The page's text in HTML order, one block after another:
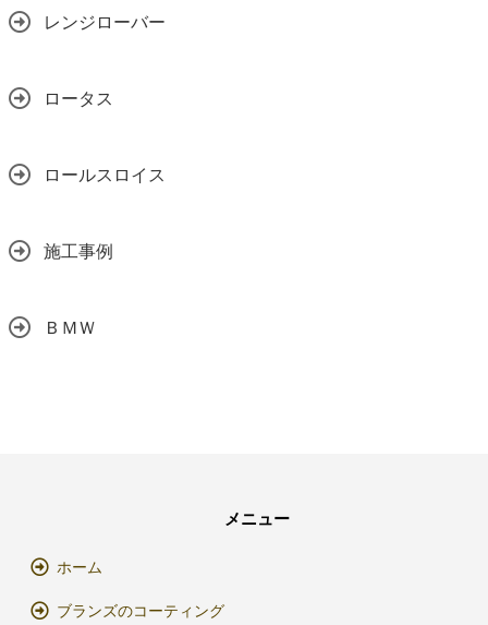
レンジローバー
ロータス
ロールスロイス
施工事例
ＢＭＷ
メニュー
ホーム
ブランズのコーティング